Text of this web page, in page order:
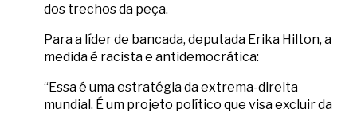
dos trechos da peça.
Para a líder de bancada, deputada Erika Hilton, a
medida é racista e antidemocrática:
“Essa é uma estratégia da extrema-direita
mundial. É um projeto político que visa excluir da